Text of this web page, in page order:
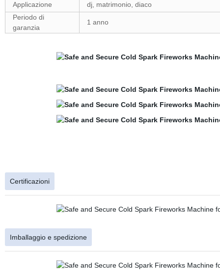
Applicazione
dj, matrimonio, diaco
Periodo di
garanzia
1 anno
Certificazioni
Imballaggio e spedizione